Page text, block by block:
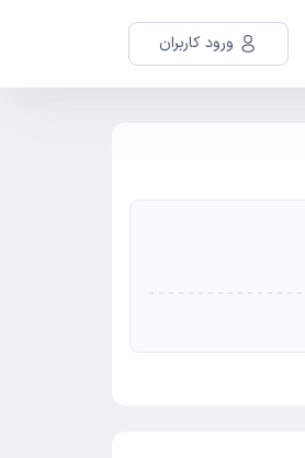
ورود کاربران